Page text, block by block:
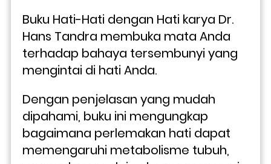
Buku Hati-Hati dengan Hati karya Dr.
Hans Tandra membuka mata Anda
terhadap bahaya tersembunyi yang
mengintai di hati Anda.
Dengan penjelasan yang mudah
dipahami, buku ini mengungkap
bagaimana perlemakan hati dapat
memengaruhi metabolisme tubuh,